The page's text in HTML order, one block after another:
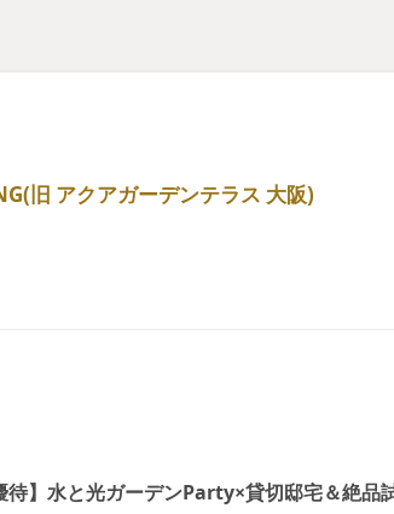
旧 アクアガーデンテラス 大阪)
待】水と光ガーデンParty×貸切邸宅＆絶品